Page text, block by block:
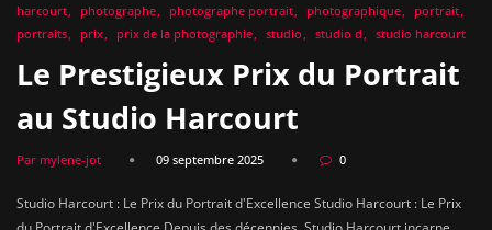
harcourt photographe photographe portrait photographique
portrait
portraits
prix prix de la photographie studio studio d studio harcourt
Le Prestigieux Prix du Portrait
au Studio Harcourt
Par mylene-jot 09 septembre 2025 0
Studio Harcourt : Le Prix du Portrait d'Excellence Studio Harcourt : Le Prix